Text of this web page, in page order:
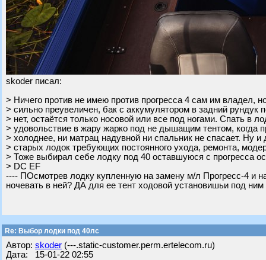
skoder писал:
> Ничего против не имею против прогресса 4 сам им владел,
> сильно преувеличен, бак с аккумулятором в задний рундук
> нет, остаётся только носовой или все под ногами. Спать в
> удовольствие в жару жарко под не дышащим тентом, когда
> холоднее, ни матрац надувной ни спальник не спасает. Ну и
> старых лодок требующих постоянного ухода, ремонта,
> Тоже выбирал себе лодку под 40 оставшуюся с прогресса
> DC EF
---- ПОсмотрев лодку купленную на замену м/л Прогресс-4 и
ночевать в ней? ДА для ее тент ходовой установишьи под
Re: Выбор лодки под 40лс
Автор: skoder (---.static-customer.perm.ertelecom.ru)
Дата: 15-01-22 02:55